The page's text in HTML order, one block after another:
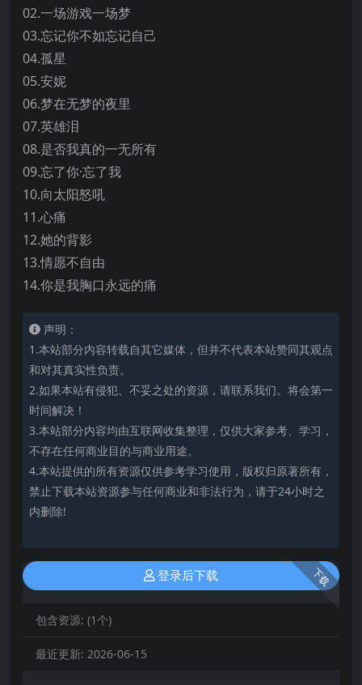
02.一场游戏一场梦
03.忘记你不如忘记自己
04.孤星
05.安妮
06.梦在无梦的夜里
07.英雄泪
08.是否我真的一无所有
09.忘了你·忘了我
10.向太阳怒吼
11.心痛
12.她的背影
13.情愿不自由
14.你是我胸口永远的痛
声明：
1.本站部分内容转载自其它媒体，但并不代表本站赞同其观点
和对其真实性负责。
2.如果本站有侵犯、不妥之处的资源，请联系我们。将会第一
时间解决！
3.本站部分内容均由互联网收集整理，仅供大家参考、学习，
不存在任何商业目的与商业用途。
4.本站提供的所有资源仅供参考学习使用，版权归原著所有，
禁止下载本站资源参与任何商业和非法行为，请于24小时之
内删除!
下载
登录后下载
包含资源: (1个)
最近更新: 2026-06-15